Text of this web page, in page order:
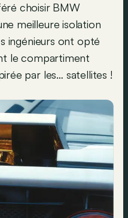
choisir BMW
meilleure isolation
ingénieurs ont opté
le compartiment
par les… satellites !